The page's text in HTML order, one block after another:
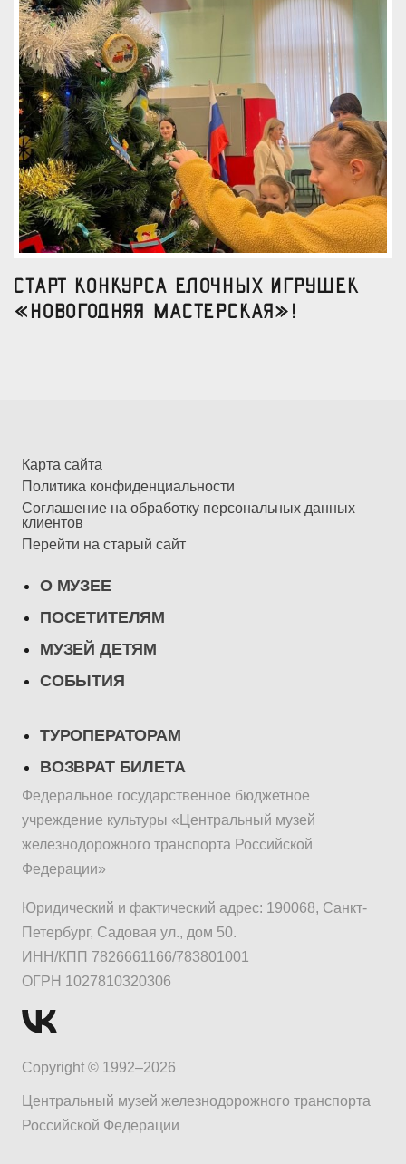
Старт конкурса елочных игрушек
«Новогодняя мастерская»!
Карта сайта
Политика конфиденциальности
Соглашение на обработку персональных данных
клиентов
Перейти на старый сайт
О МУЗЕЕ
ПОСЕТИТЕЛЯМ
МУЗЕЙ ДЕТЯМ
СОБЫТИЯ
ТУРОПЕРАТОРАМ
ВОЗВРАТ БИЛЕТА
Федеральное государственное бюджетное
учреждение культуры «Центральный музей
железнодорожного транспорта Российской
Федерации»
Юридический и фактический адрес: 190068, Санкт-
Петербург, Садовая ул., дом 50.
ИНН/КПП 7826661166/783801001
ОГРН 1027810320306
Copyright © 1992–2026
Центральный музей железнодорожного транспорта
Российской Федерации